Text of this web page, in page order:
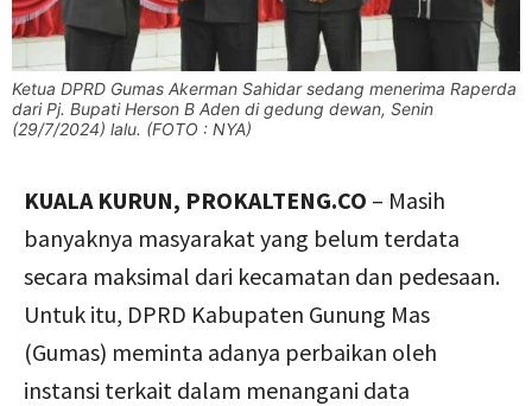
Ketua DPRD Gumas Akerman Sahidar sedang menerima Raperda
dari Pj. Bupati Herson B Aden di gedung dewan, Senin
(29/7/2024) lalu. (FOTO : NYA)
KUALA KURUN, PROKALTENG.CO – Masih
banyaknya masyarakat yang belum terdata
secara maksimal dari kecamatan dan pedesaan.
Untuk itu, DPRD Kabupaten Gunung Mas
(Gumas) meminta adanya perbaikan oleh
instansi terkait dalam menangani data